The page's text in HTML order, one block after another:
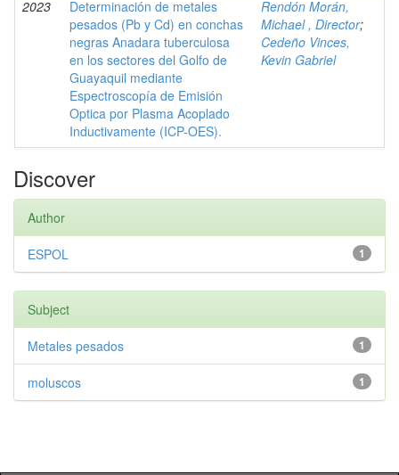
2023
Determinación de metales
pesados (Pb y Cd) en conchas
negras Anadara tuberculosa
en los sectores del Golfo de
Guayaquil mediante
Espectroscopía de Emisión
Optica por Plasma Acoplado
Inductivamente (ICP-OES).
Rendón Morán,
Michael , Director;
Cedeño Vinces,
Kevin Gabriel
Discover
Author
1
ESPOL
Subject
1
Metales pesados
1
moluscos